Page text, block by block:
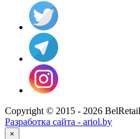
Copyright © 2015 - 2026
Разработка сайта - ariol.by
×